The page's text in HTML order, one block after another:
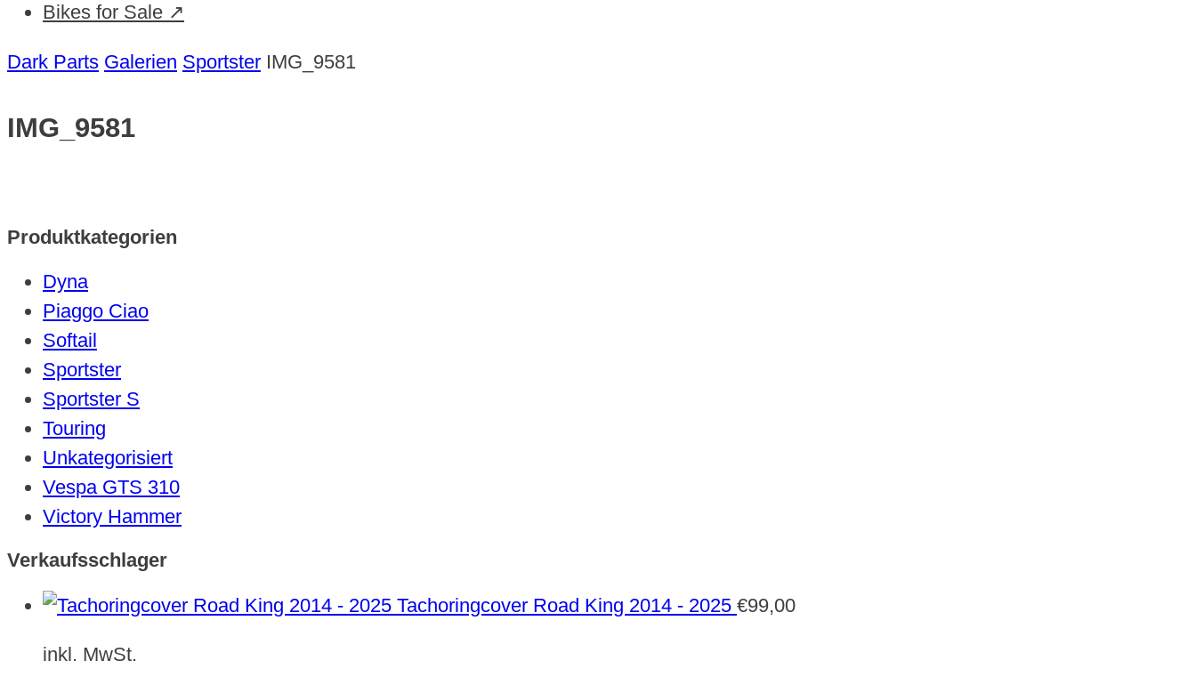
Bikes for Sale ↗
Dark Parts Galerien Sportster IMG_9581
IMG_9581
Produktkategorien
Dyna
Piaggo Ciao
Softail
Sportster
Sportster S
Touring
Unkategorisiert
Vespa GTS 310
Victory Hammer
Verkaufsschlager
Tachoringcover Road King 2014 - 2025 €99,00
inkl. MwSt.